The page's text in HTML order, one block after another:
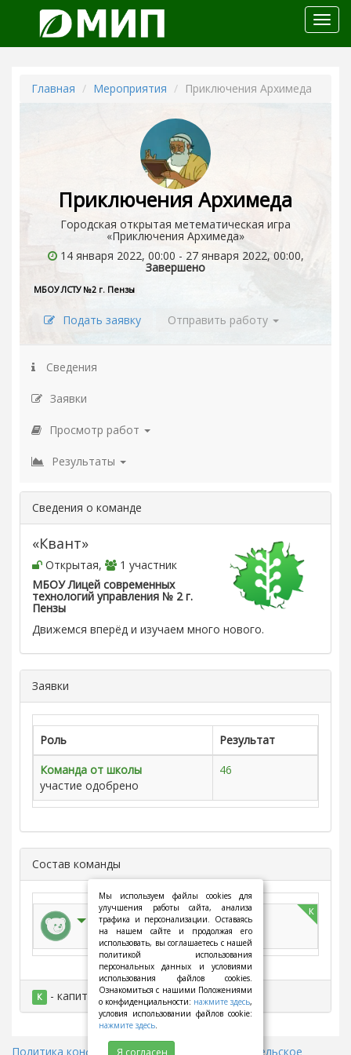
меню
Главная Мероприятия Приключения Архимеда
Приключения Архимеда
Городская открытая метематическая игра
«Приключения Архимеда»
14 января 2022, 00:00 - 27 января 2022, 00:00,
Завершено
МБОУ ЛСТУ №2 г. Пензы
Подать заявку Отправить работу
Сведения
Заявки
Просмотр работ
Результаты
Сведения о команде
«Квант»
Открытая,
1 участник
МБОУ Лицей современных
технологий управления № 2 г.
Пензы
Движемся вперёд и изучаем много нового.
Заявки
Роль
Результат
Команда от школы
участие одобрено
46
Состав команды
к
Иванов Дмитрий
К - капитан
Политика конфиденциальности Пользовательское
Мы используем файлы cookies для
улучшения работы сайта, анализа
трафика и персонализации. Оставаясь
на нашем сайте и продолжая его
использовать, вы соглашаетесь с нашей
политикой использования
персональных данных и условиями
использования файлов cookies.
Ознакомиться с нашими Положениями
о конфиденциальности: нажмите здесь,
условия использовании файлов cookie:
нажмите здесь.
Я согласен